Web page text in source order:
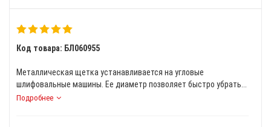
Код товара: БЛ060955
Металлическая щетка устанавливается на угловые
шлифовальные машины. Ее диаметр позволяет быстро убрать...
Подробнее